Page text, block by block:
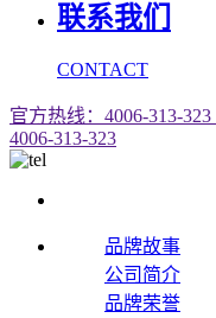
联系我们
CONTACT
官方热线：4006-313-323
4006-313-323
品牌故事
公司简介
品牌荣誉